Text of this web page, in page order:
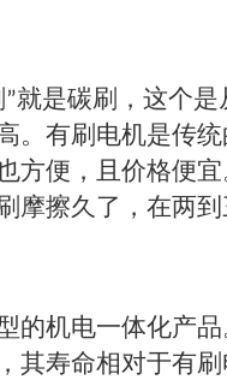
是碳刷，这个是
有刷电机是传统
方便，且价格便
摩擦久了，在两
机电一体化产品
其寿命相对于有